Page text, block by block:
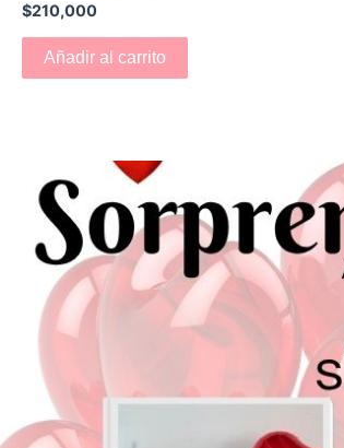
$210,000
Añadir al carrito